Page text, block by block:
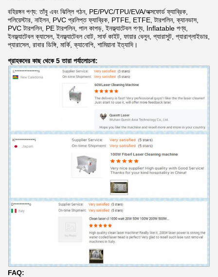
বহিরঙ্গন পণ্য: তাঁবু এবং ঝিল্লি গঠন, PE/PVC/TPU/EVA/অক্সফোর্ড ফ্যাব্রিক,
পলিয়েস্টার, নাইলন, PVC প্রলিপ্ত ফ্যাব্রিক, PTFE, ETFE, টারপলিন, ক্যানভাস,
PVC টারপলিন, PE টারপলিন, পাল কাপড়, ইনফ্ল্যাটেবল পণ্য, Inflatable পণ্য,
ইনফ্ল্যাটেবল ক্যাসেল, ইনফ্ল্যাটেবল বোট, সার্ফ কাইট, ফায়ার বেলুন, প্যারাসুট, প্যারাগ্লাইডার,
প্যারাসেল, রাবার ডিঙ্গি, মার্কি, ক্যানোপি, শামিয়ানা ইত্যাদি।
গ্রাহকদের কাছ থেকে 5 তারা পর্যালোচনা:
FAQ: